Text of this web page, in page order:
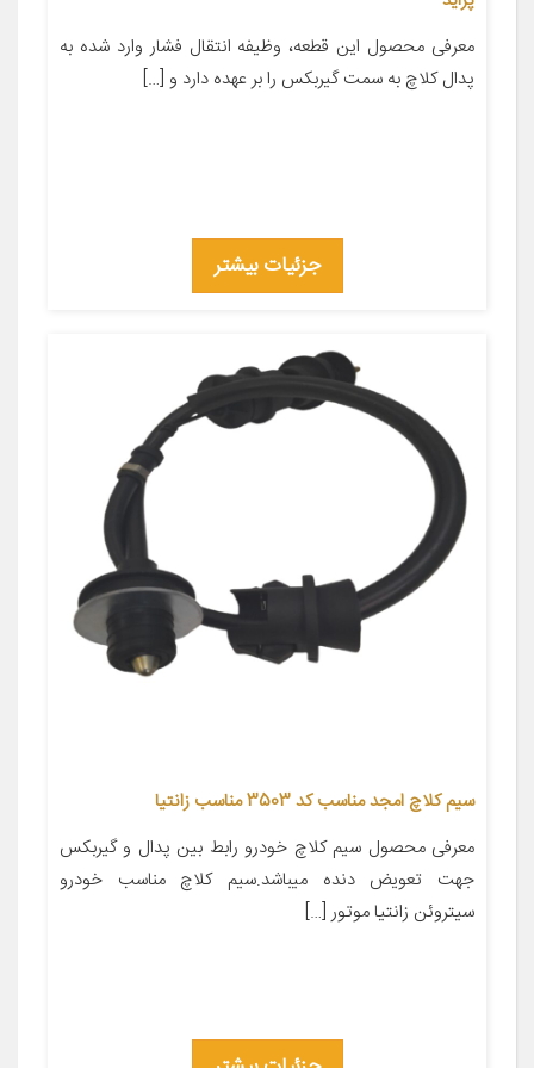
معرفی محصول این قطعه، وظیفه انتقال فشار وارد شده به
پدال کلاچ به سمت گیربکس را بر عهده دارد و […]
جزئیات بیشتر
سیم کلاچ امجد مناسب کد 3503 مناسب زانتیا
معرفی محصول سیم کلاچ خودرو رابط بین پدال و گیربکس
جهت تعویض دنده میباشد.سیم کلاچ مناسب خودرو
سیتروئن زانتیا موتور […]